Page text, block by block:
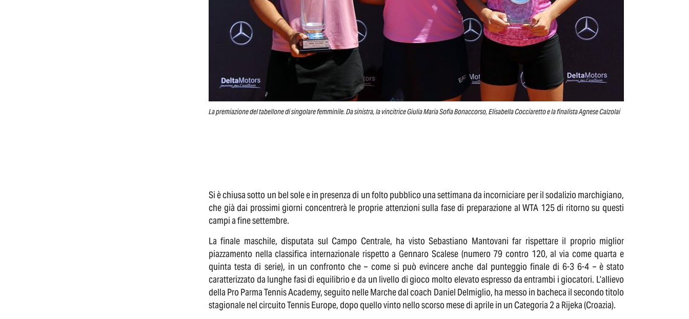
La premiazione del tabellone di singolare femminile. Da sinistra, la vincitrice Giulia Maria Sofia Bonaccorso, Elisabella Cocciaretto e la finalista Agnese Calzolai
Si è chiusa sotto un bel sole e in presenza di un folto pubblico una settimana da incorniciare per il sodalizio marchigiano,
che già dai prossimi giorni concentrerà le proprie attenzioni sulla fase di preparazione al WTA 125 di ritorno su questi
campi a fine settembre.
La finale maschile, disputata sul Campo Centrale, ha visto Sebastiano Mantovani far rispettare il proprio miglior
piazzamento nella classifica internazionale rispetto a Gennaro Scalese (numero 79 contro 120, al via come quarta e
quinta testa di serie), in un confronto che – come si può evincere anche dal punteggio finale di 6-3 6-4 – è stato
caratterizzato da lunghe fasi di equilibrio e da un livello di gioco molto elevato espresso da entrambi i giocatori. L’allievo
della Pro Parma Tennis Academy, seguito nelle Marche dal coach Daniel Delmiglio, ha messo in bacheca il secondo titolo
stagionale nel circuito Tennis Europe, dopo quello vinto nello scorso mese di aprile in un Categoria 2 a Rijeka (Croazia).